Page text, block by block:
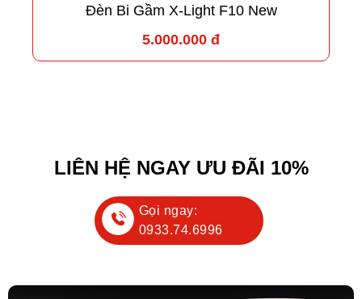
Đèn Bi Gầm X-Light F10 New
5.000.000 đ
LIÊN HỆ NGAY ƯU ĐÃI 10%
Gọi ngay:
0933.74.6996